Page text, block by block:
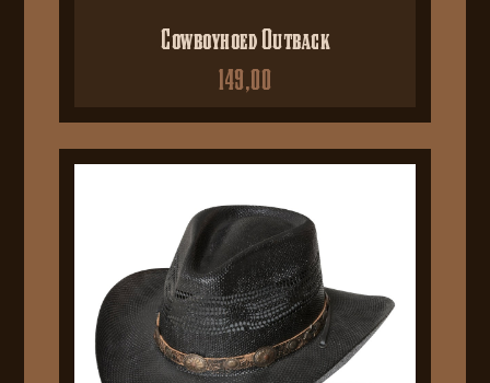
Cowboyhoed Outback
149,00